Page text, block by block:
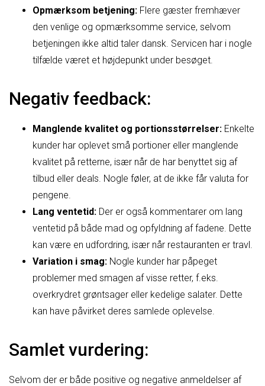
Opmærksom betjening: Flere gæster fremhæver
den venlige og opmærksomme service, selvom
betjeningen ikke altid taler dansk. Servicen har i nogle
tilfælde været et højdepunkt under besøget.
Negativ feedback:
Manglende kvalitet og portionsstørrelser: Enkelte
kunder har oplevet små portioner eller manglende
kvalitet på retterne, især når de har benyttet sig af
tilbud eller deals. Nogle føler, at de ikke får valuta for
pengene.
Lang ventetid: Der er også kommentarer om lang
ventetid på både mad og opfyldning af fadene. Dette
kan være en udfordring, især når restauranten er travl.
Variation i smag: Nogle kunder har påpeget
problemer med smagen af visse retter, f.eks.
overkrydret grøntsager eller kedelige salater. Dette
kan have påvirket deres samlede oplevelse.
Samlet vurdering:
Selvom der er både positive og negative anmeldelser af